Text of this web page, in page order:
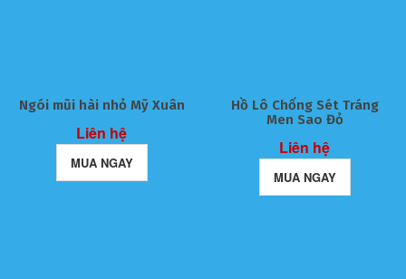
Ngói mũi hài nhỏ Mỹ Xuân
Liên hệ
MUA NGAY
Hồ Lô Chống Sét Tráng
Men Sao Đỏ
Liên hệ
MUA NGAY